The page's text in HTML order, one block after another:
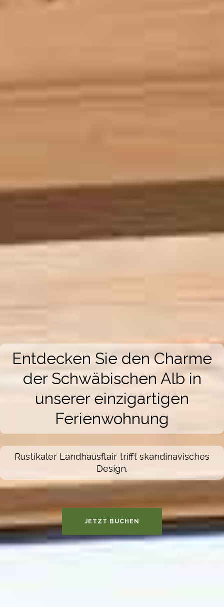
Entdecken Sie den Charme
der Schwäbischen Alb in
unserer einzigartigen
Ferienwohnung
Rustikaler Landhausflair trifft skandinavisches
Design.
JETZT BUCHEN